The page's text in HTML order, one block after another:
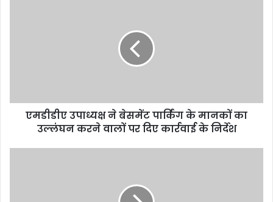
एमडीडीए उपाध्यक्ष ने बेसमेंट पार्किंग के मानकों का
उल्लंघन करने वालों पर दिए कार्रवाई के निर्देश